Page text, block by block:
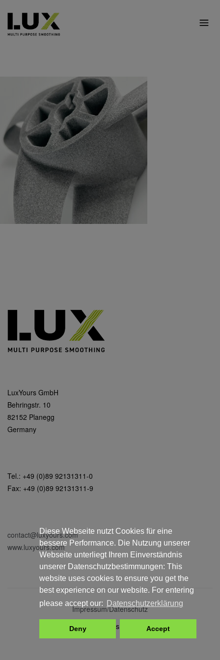
LuxYours GmbH
Behringstr. 10
82152 Planegg
Germany
Tel.: +49 (0)89 92131311-0
Fax: +49 (0)89 92131311-9
contact@luxyours.com
www.luxyours.com
Impressum/Datenschutz
© LuxYours 2025
Diese Webseite nutzt Cookies für eine
bessere Performance. Die Nutzung unserer
Webseite unterliegt Ihrem Einverständnis
unserer Datenschutzbestimmungen: This
website uses cookies to ensure you get the
best experience on our website. For entering
please accept our:
Datenschutzerklärung
Deny Accept